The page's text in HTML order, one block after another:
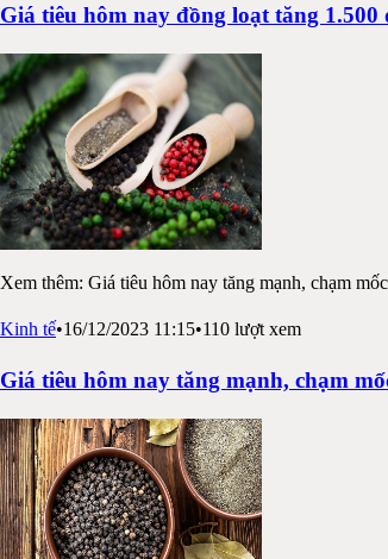
Giá tiêu hôm nay đồng loạt tăng
Xem thêm: Giá tiêu hôm nay tăng mạnh, chạm
Kinh tế•16/12/2023 11:15•110 lượt xem
Giá tiêu hôm nay tăng mạnh, chạm